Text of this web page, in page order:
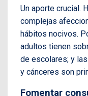
Un aporte crucial.
complejas
hábitos nocivos.
adultos tienen
de escolares; y
y cánceres son
Fomentar